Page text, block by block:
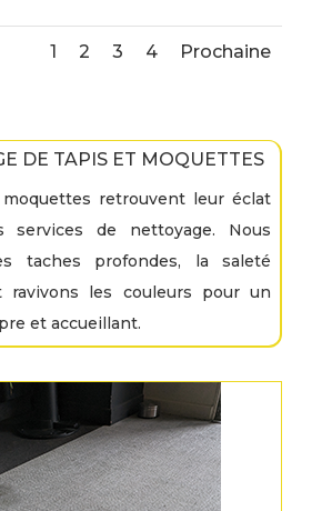
1 2 3 4 Prochaine
DE TAPIS ET MOQUETTES
retrouvent leur éclat
services de nettoyage. Nous
taches profondes, la saleté
ravivons les couleurs pour un
et accueillant.